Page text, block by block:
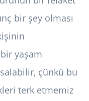
bir şey olması
yaşam
çünkü bu
terk etmemiz